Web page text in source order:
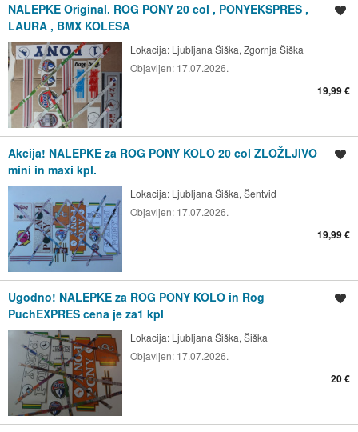
NALEPKE Original. ROG PONY 20 col , PONYEKSPRES ,
LAURA , BMX KOLESA
Lokacija: Ljubljana Šiška, Zgornja Šiška
Objavljen: 17.07.2026.
19,99 €
Akcija! NALEPKE za ROG PONY KOLO 20 col ZLOŽLJIVO
mini in maxi kpl.
Lokacija: Ljubljana Šiška, Šentvid
Objavljen: 17.07.2026.
19,99 €
Ugodno! NALEPKE za ROG PONY KOLO in Rog
PuchEXPRES cena je za1 kpl
Lokacija: Ljubljana Šiška, Šiška
Objavljen: 17.07.2026.
20 €